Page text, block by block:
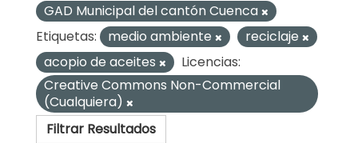
GAD Municipal del cantón Cuenca
Etiquetas:
medio ambiente
reciclaje
acopio de aceites
Licencias:
Creative Commons Non-Commercial
(Cualquiera)
Filtrar Resultados